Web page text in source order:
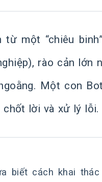
từ một “chiêu
rào cản
Một con
chốt lời và xử lý lỗi.
biết cách khai thác